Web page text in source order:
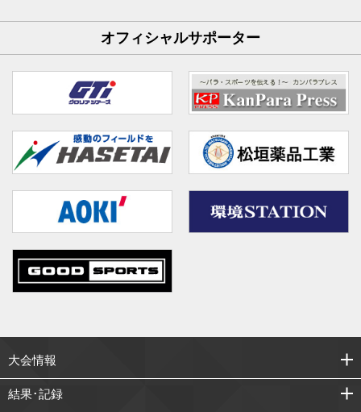
オフィシャルサポーター
大会情報
結果･記録